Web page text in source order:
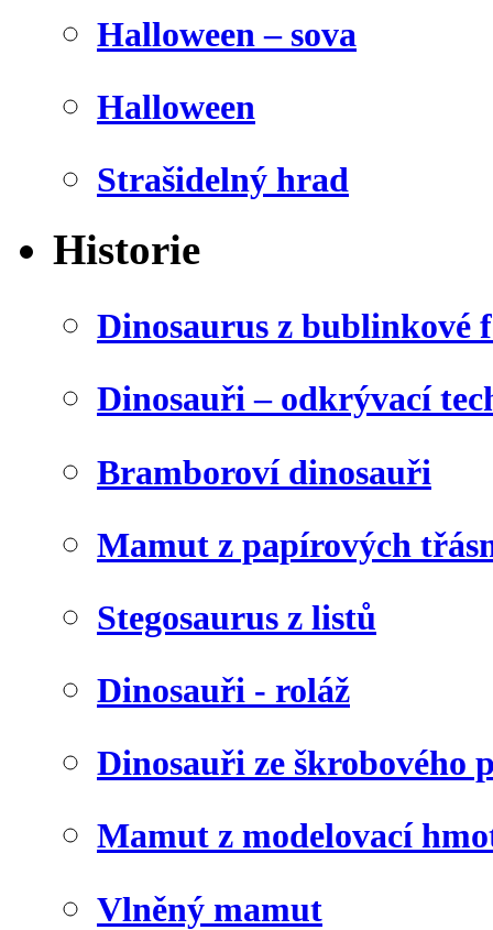
Halloween – sova
Halloween
Strašidelný hrad
Historie
Dinosaurus z bublinkové
Dinosauři – odkrývací
Bramboroví dinosauři
Mamut z papírových
Stegosaurus z listů
Dinosauři - roláž
Dinosauři ze škrobového
Mamut z modelovací
Vlněný mamut